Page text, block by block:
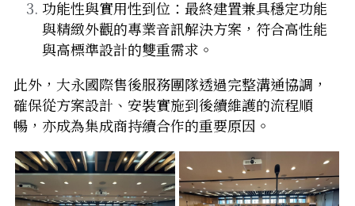
功能性與實用性到位：最終建置兼具穩定功能
與精緻外觀的專業音訊解決方案，符合高性能
與高標準設計的雙重需求。
此外，大永國際售後服務團隊透過完整溝通協調，
確保從方案設計、安裝實施到後續維護的流程順
暢，亦成為集成商持續合作的重要原因。